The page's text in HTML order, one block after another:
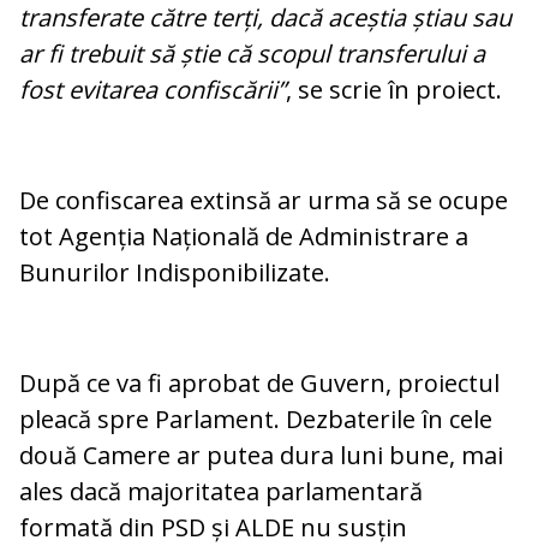
transferate către terți, dacă aceștia știau sau
ar fi trebuit să știe că scopul transferului a
fost evitarea confiscării”, se scrie în proiect.
De confiscarea extinsă ar urma să se ocupe
tot Agenția Națională de Administrare a
Bunurilor Indisponibilizate.
După ce va fi aprobat de Guvern, proiectul
pleacă spre Parlament. Dezbaterile în cele
două Camere ar putea dura luni bune, mai
ales dacă majoritatea parlamentară
formată din PSD și ALDE nu susțin